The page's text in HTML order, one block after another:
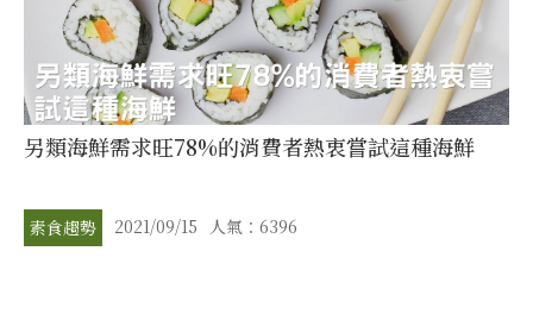
另類海鮮需求旺78%的消費者熱衷嘗試這種海鮮
素食趨勢 2021/09/15 人氣：6396